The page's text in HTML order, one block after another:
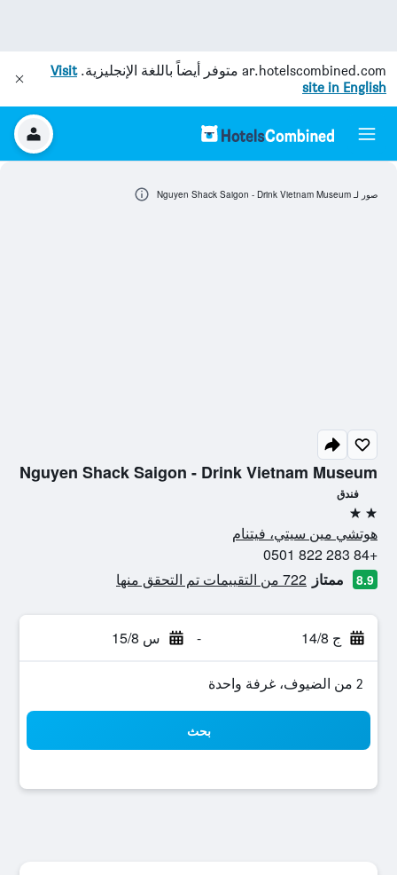
ar.hotelscombined.com متوفر أيضاً باللغة الإنجليزية.Visit
site in English
Nguyen Shack Saigon - Drink Vietnam Museum
فندق
2 نجمتين
هوتشي مين سيتي، فيتنام
+84 283 822 0501
8.9 ممتاز 722 من التقييمات تم التحقق منها
ج 14/8 - س 15/8
2 من الضيوف، غرفة واحدة
بحث
صور لـ Nguyen Shack Saigon - Drink Vietnam Museum